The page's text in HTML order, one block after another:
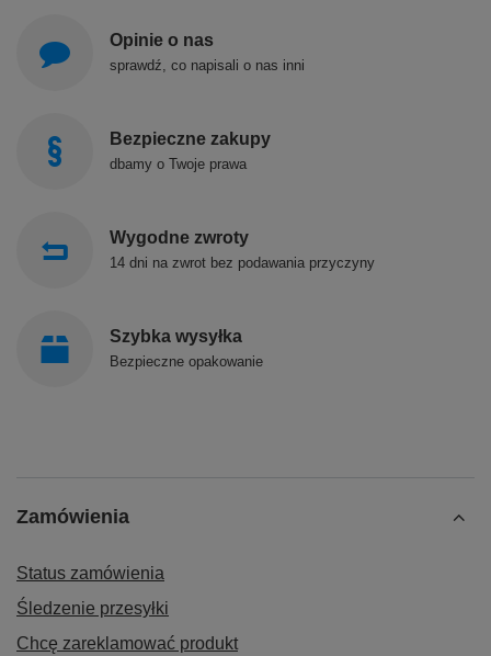
Opinie o nas
sprawdź, co napisali o nas inni
Bezpieczne zakupy
dbamy o Twoje prawa
Wygodne zwroty
14 dni na zwrot bez podawania przyczyny
Szybka wysyłka
Bezpieczne opakowanie
Zamówienia
Status zamówienia
Śledzenie przesyłki
Chcę zareklamować produkt